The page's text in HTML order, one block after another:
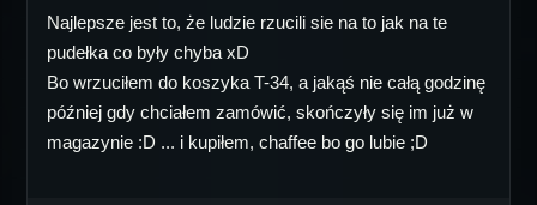
Najlepsze jest to, że ludzie rzucili sie na to jak na te
pudełka co były chyba xD
Bo wrzuciłem do koszyka T-34, a jakąś nie całą godzinę
później gdy chciałem zamówić, skończyły się im już w
magazynie :D ... i kupiłem, chaffee bo go lubie ;D